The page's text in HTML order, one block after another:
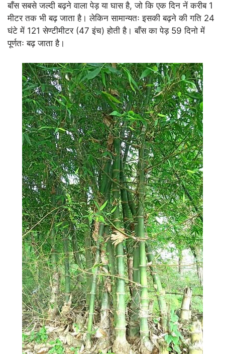
बाँस सबसे जल्दी बढ़ने वाला पेड़ या घास है, जो कि एक दिन नें करीब 1
मीटर तक भी बढ़ जाता है। लेकिन सामान्यतः इसकी बढ़ने की गति 24
घंटे में 121 सेण्टीमीटर (47 इंच) होती है। बाँस का पेड़ 59 दिनो में
पूर्णतः बढ़ जाता है।